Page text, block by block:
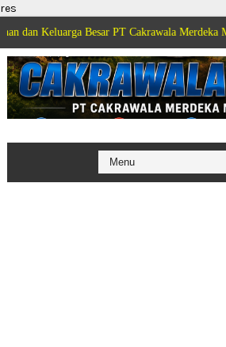
res
Besar PT Cakrawala Merdeka